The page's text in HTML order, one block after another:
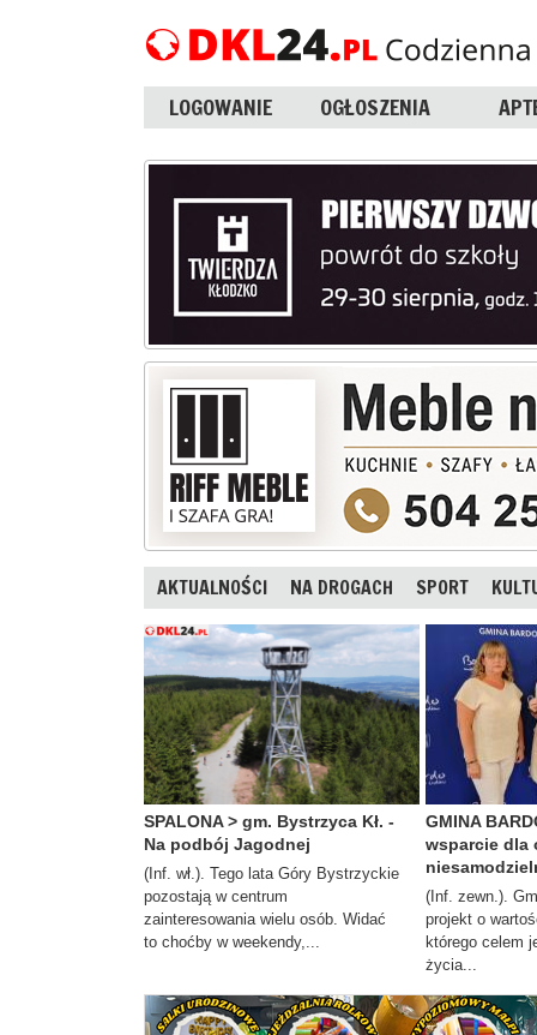
LOGOWANIE OGŁOSZENIA
AKTUALNOŚCI NA DROGACH SPORT
SPALONA > gm. Bystrzyca Kł. -
Na podbój Jagodnej
(Inf. wł.). Tego lata Góry Bystrzyckie
pozostają w centrum
zainteresowania wielu osób. Widać
to choćby w weekendy,...
GMINA
wsparcie dla
(Inf. zewn.).
projekt o
którego celem
życia...